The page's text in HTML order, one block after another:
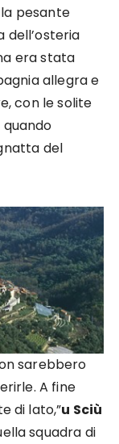
pesante
era stata
allegra e
con le solite
del
sarebbero
A fine
di lato,”u Sciù
squadra di